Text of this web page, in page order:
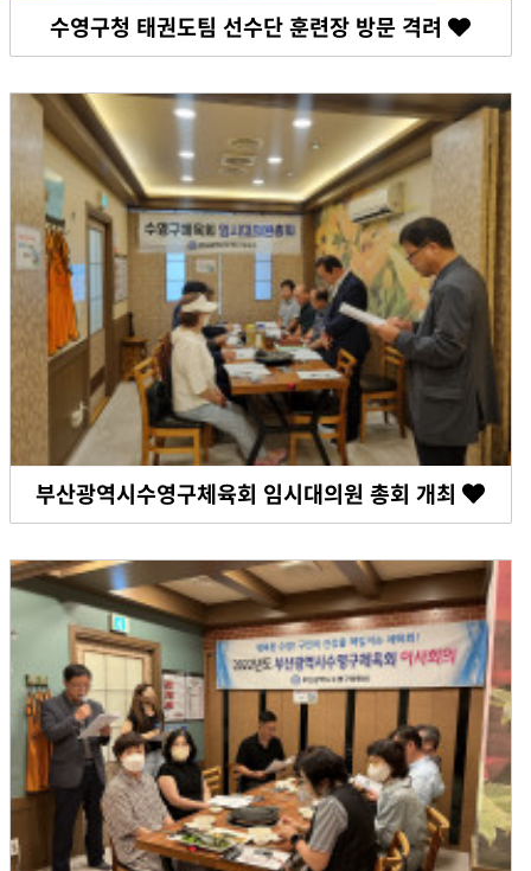
수영구청 태권도팀 선수단 훈련장 방문 격려
부산광역시수영구체육회 임시대의원 총회 개최